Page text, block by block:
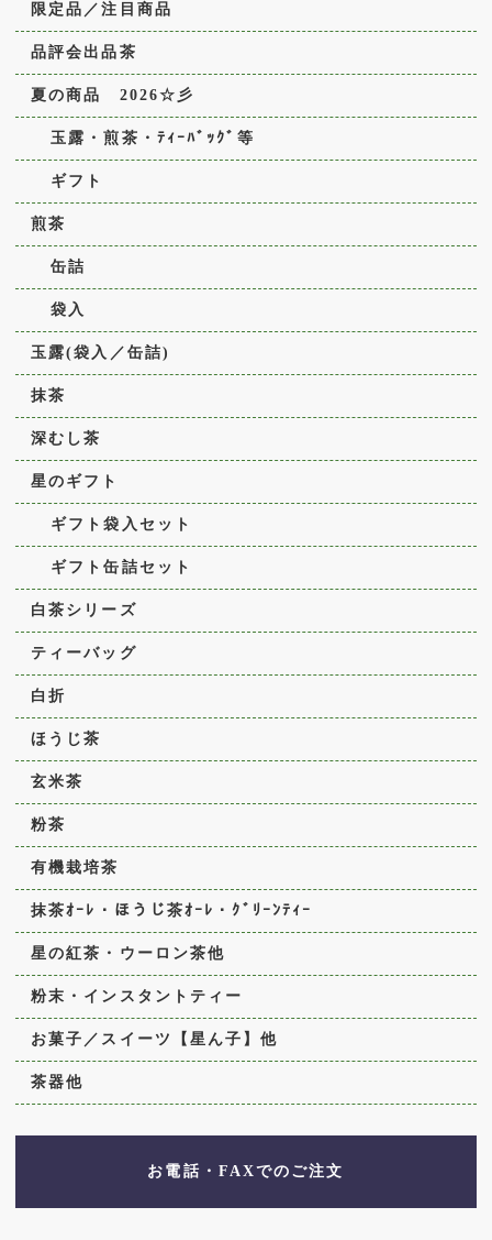
限定品／注目商品
品評会出品茶
夏の商品 2026☆彡
玉露・煎茶・ﾃｨｰﾊﾞｯｸﾞ等
ギフト
煎茶
缶詰
袋入
玉露(袋入／缶詰)
抹茶
深むし茶
星のギフト
ギフト袋入セット
ギフト缶詰セット
白茶シリーズ
ティーバッグ
白折
ほうじ茶
玄米茶
粉茶
有機栽培茶
抹茶ｵｰﾚ・ほうじ茶ｵｰﾚ・ｸﾞﾘｰﾝﾃｨｰ
星の紅茶・ウーロン茶他
粉末・インスタントティー
お菓子／スイーツ【星ん子】他
茶器他
お電話・FAXでのご注文